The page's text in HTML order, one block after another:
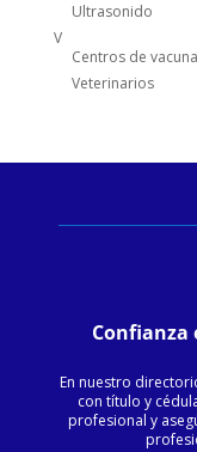
Ultrasonido
V
Centros de
Veterinarios
Confianza
En nuestro
con título y
profesional y